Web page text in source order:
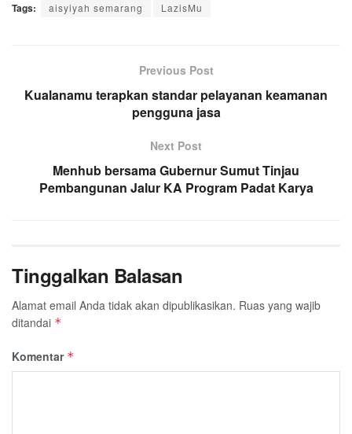
Tags: aisyiyah semarang LazisMu
Previous Post
Kualanamu terapkan standar pelayanan keamanan
pengguna jasa
Next Post
Menhub bersama Gubernur Sumut Tinjau
Pembangunan Jalur KA Program Padat Karya
Tinggalkan Balasan
Alamat email Anda tidak akan dipublikasikan. Ruas yang wajib
ditandai *
Komentar *